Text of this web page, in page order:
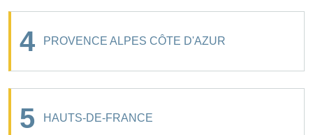
4 PROVENCE ALPES CÔTE D'AZUR
5 HAUTS-DE-FRANCE